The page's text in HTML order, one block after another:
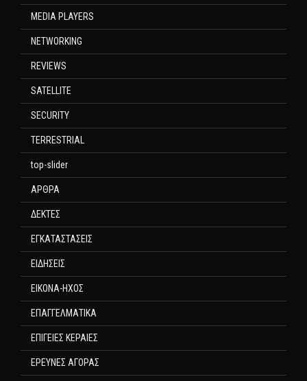
MEDIA PLAYERS
NETWORKING
REVIEWS
SATELLITE
SECURITY
TERRESTRIAL
top-slider
ΑΡΘΡΑ
ΔΕΚΤΕΣ
ΕΓΚΑΤΑΣΤΑΣΕΙΣ
ΕΙΔΗΣΕΙΣ
ΕΙΚΟΝΑ-ΗΧΟΣ
ΕΠΑΓΓΕΛΜΑΤΙΚΑ
ΕΠΙΓΕΙΕΣ ΚΕΡΑΙΕΣ
ΕΡΕΥΝΕΣ ΑΓΟΡΑΣ